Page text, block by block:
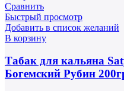
Сравнить
Быстрый просмотр
Добавить в список желаний
В корзину
Табак для кальяна
Богемский Рубин